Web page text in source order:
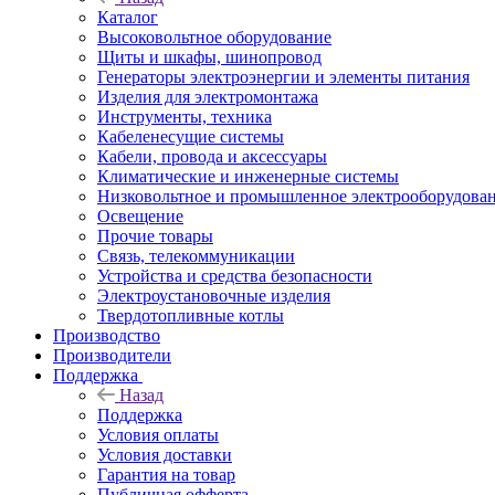
Каталог
Высоковольтное оборудование
Щиты и шкафы, шинопровод
Генераторы электроэнергии и элементы питания
Изделия для электромонтажа
Инструменты, техника
Кабеленесущие системы
Кабели, провода и аксессуары
Климатические и инженерные системы
Низковольтное и промышленное
Освещение
Прочие товары
Связь, телекоммуникации
Устройства и средства безопасности
Электроустановочные изделия
Твердотопливные котлы
Производство
Производители
Поддержка
Назад
Поддержка
Условия оплаты
Условия доставки
Гарантия на товар